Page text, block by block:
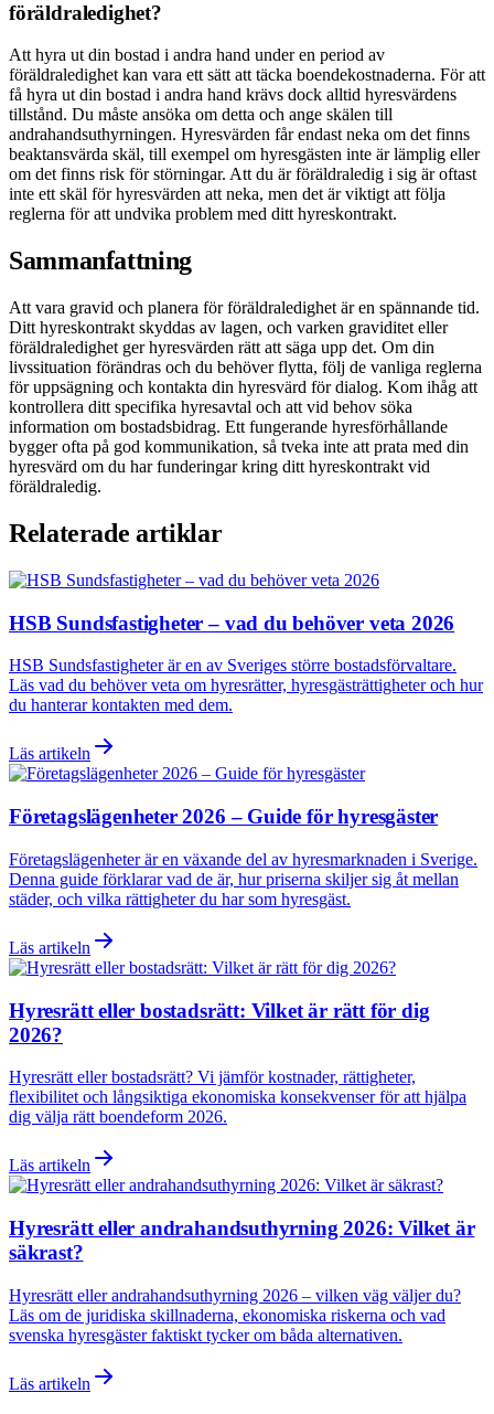
föräldraledighet?
Att hyra ut din bostad i andra hand under en period av
föräldraledighet kan vara ett sätt att täcka boendekostnaderna. För att
få hyra ut din bostad i andra hand krävs dock alltid hyresvärdens
tillstånd. Du måste ansöka om detta och ange skälen till
andrahandsuthyrningen. Hyresvärden får endast neka om det finns
beaktansvärda skäl, till exempel om hyresgästen inte är lämplig eller
om det finns risk för störningar. Att du är föräldraledig i sig är oftast
inte ett skäl för hyresvärden att neka, men det är viktigt att följa
reglerna för att undvika problem med ditt hyreskontrakt.
Sammanfattning
Att vara gravid och planera för föräldraledighet är en spännande tid.
Ditt hyreskontrakt skyddas av lagen, och varken graviditet eller
föräldraledighet ger hyresvärden rätt att säga upp det. Om din
livssituation förändras och du behöver flytta, följ de vanliga reglerna
för uppsägning och kontakta din hyresvärd för dialog. Kom ihåg att
kontrollera ditt specifika hyresavtal och att vid behov söka
information om bostadsbidrag. Ett fungerande hyresförhållande
bygger ofta på god kommunikation, så tveka inte att prata med din
hyresvärd om du har funderingar kring ditt hyreskontrakt vid
föräldraledig.
Relaterade artiklar
HSB Sundsfastigheter – vad du behöver veta 2026
HSB Sundsfastigheter är en av Sveriges större bostadsförvaltare.
Läs vad du behöver veta om hyresrätter, hyresgästrättigheter och hur
du hanterar kontakten med dem.
Läs artikeln
Företagslägenheter 2026 – Guide för hyresgäster
Företagslägenheter är en växande del av hyresmarknaden i Sverige.
Denna guide förklarar vad de är, hur priserna skiljer sig åt mellan
städer, och vilka rättigheter du har som hyresgäst.
Läs artikeln
Hyresrätt eller bostadsrätt: Vilket är rätt för dig
2026?
Hyresrätt eller bostadsrätt? Vi jämför kostnader, rättigheter,
flexibilitet och långsiktiga ekonomiska konsekvenser för att hjälpa
dig välja rätt boendeform 2026.
Läs artikeln
Hyresrätt eller andrahandsuthyrning 2026: Vilket är
säkrast?
Hyresrätt eller andrahandsuthyrning 2026 – vilken väg väljer du?
Läs om de juridiska skillnaderna, ekonomiska riskerna och vad
svenska hyresgäster faktiskt tycker om båda alternativen.
Läs artikeln